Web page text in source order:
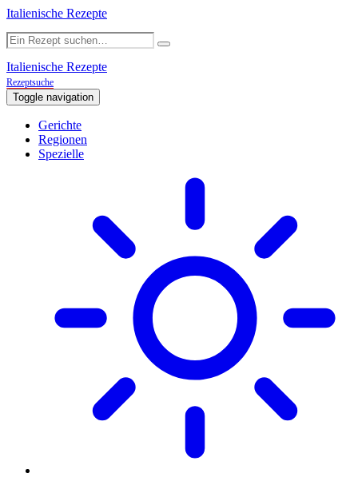
Italienische Rezepte
Italienische Rezepte
Rezeptsuche
Toggle navigation
Gerichte
Regionen
Spezielle